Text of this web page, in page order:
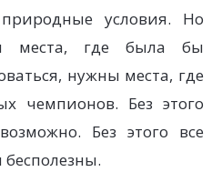
условия. Но
места, где была бы
нужны места, где
чемпионов. Без этого
Без этого все